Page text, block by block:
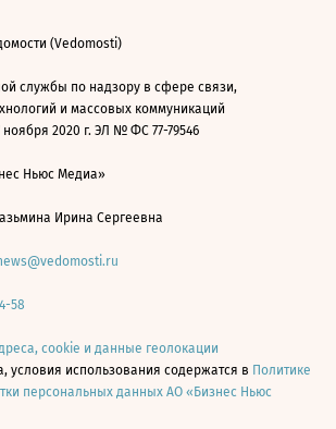
(Vedomosti)
службы по надзору в сфере связи,
и массовых коммуникаций
2020 г. ЭЛ № ФС 77-79546
Ньюс Медиа»
Ирина Сергеевна
58
cookie и данные геолокации
условия использования содержатся в Политике
персональных данных АО «Бизнес Ньюс